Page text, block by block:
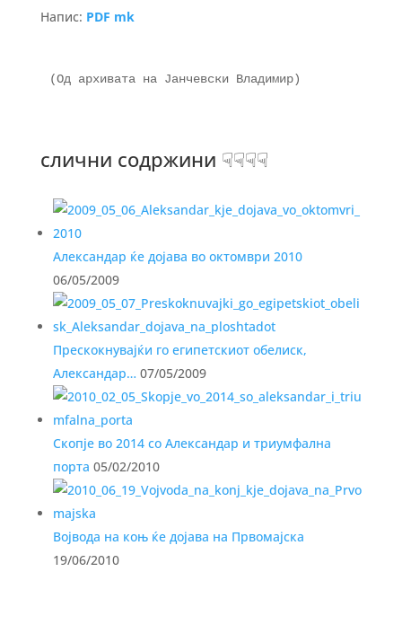
Напис: PDF mk
(Од архивата на Јанчевски Владимир)
слични содржини ☟☟☟☟
Александар ќе дојава во октомври 2010
06/05/2009
Прескокнувајќи го египетскиот обелиск,
Александар… 07/05/2009
Скопје во 2014 со Александар и триумфална
порта 05/02/2010
Војвода на коњ ќе дојава на Првомајска
19/06/2010